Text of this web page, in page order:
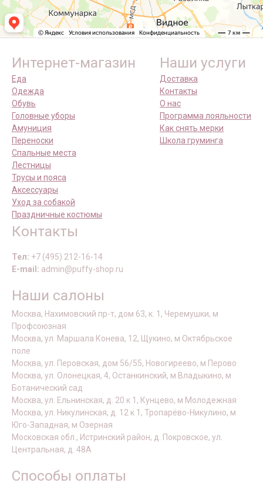
Интернет-магазин
Еда
Одежда
Обувь
Головные уборы
Амуниция
Переноски
Спальные места
Лестницы
Трусы и пояса
Аксессуары
Уход за собакой
Праздничные костюмы
Наши услуги
Доставка
Контакты
О нас
Программа лояльности
Как снять мерки
Школа груминга
Контакты
Тел: +7 (495) 212-16-14
E-mail: admin@puffy-shop.ru
Наши салоны
Москва, Нахимовский пр-т, дом 63, к. 1, Черемушки, м
Профсоюзная
Москва, ул. Маршала Конева, 12, Щукино, м Октябрьское
поле
Москва, ул. Перовская, дом 56/55, Новогиреево, м Перово
Москва, ул. Олонецкая, 4, Останкинский, м Владыкино, м
Ботанический сад
Москва, ул. Ельнинская, д. 20 к 1, Кунцево, м Молодежная
Москва, ул. Никулинская, д. 12 к 1, Тропарёво-Никулино, м
Юго-Западная, м Озерная
Московская обл., Истринский район, д. Покровское, ул.
Центральная, д. 48А
Способы оплаты